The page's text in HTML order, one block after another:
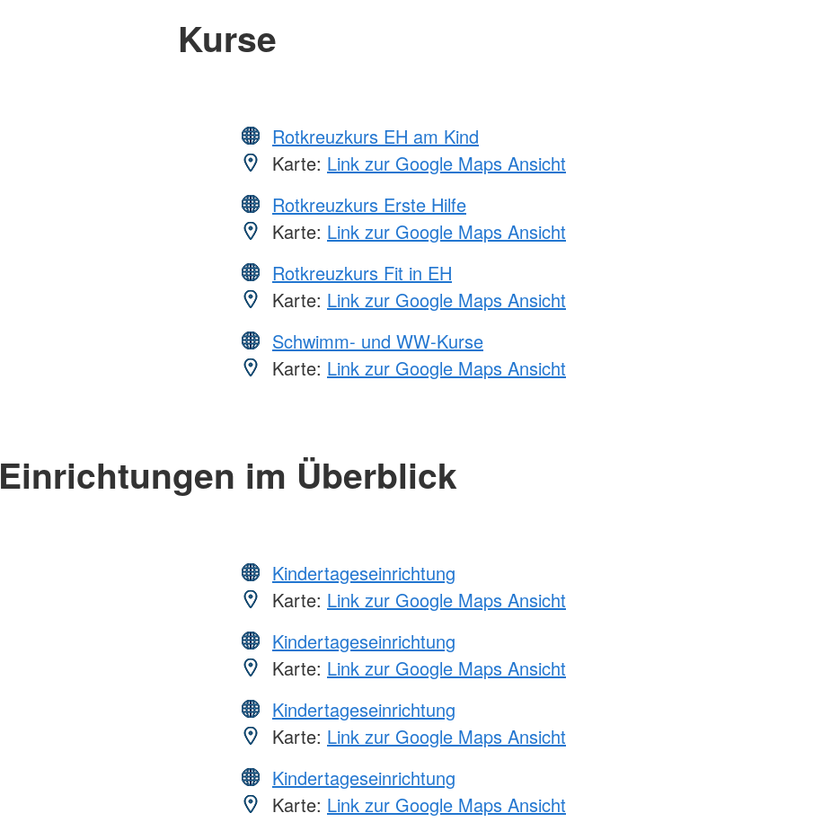
Kurse
Rotkreuzkurs EH am Kind
Karte: Link zur Google Maps Ansicht
Rotkreuzkurs Erste Hilfe
Karte: Link zur Google Maps Ansicht
Rotkreuzkurs Fit in EH
Karte: Link zur Google Maps Ansicht
Schwimm- und WW-Kurse
Karte: Link zur Google Maps Ansicht
Einrichtungen im Überblick
Kindertageseinrichtung
Karte: Link zur Google Maps Ansicht
Kindertageseinrichtung
Karte: Link zur Google Maps Ansicht
Kindertageseinrichtung
Karte: Link zur Google Maps Ansicht
Kindertageseinrichtung
Karte: Link zur Google Maps Ansicht